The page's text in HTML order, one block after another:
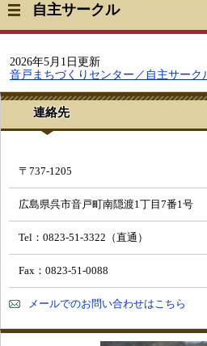
自主サークル
2026年5月1日更新
音戸まちづくりセンター／自主サーク
連絡先
〒737-1205
広島県呉市音戸町南隠渡1丁目7番1号
Tel：0823-51-3322（直通）
Fax：0823-51-0088
メールでのお問い合わせはこちら